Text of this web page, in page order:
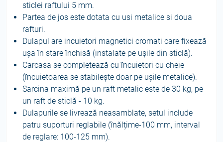
sticlei raftului 5 mm.
Partea de jos este dotata cu usi metalice si doua
rafturi.
Dulapul are incuietori magnetici cromati care fixează
ușa în stare închisă (instalate pe ușile din sticlă).
Carcasa se completează cu încuietori cu cheie
(încuietoarea se stabilește doar pe ușile metalice).
Sarcina maximă pe un raft metalic este de 30 kg, pe
un raft de sticlă - 10 kg.
Dulapurile se livrează neasamblate, setul include
patru suporturi reglabile (înălțime-100 mm, interval
de reglare: 100-125 mm).